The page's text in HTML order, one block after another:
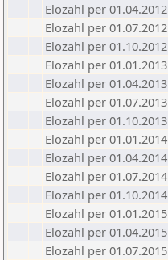
Elozahl per 01.04.2012
Elozahl per 01.07.2012
Elozahl per 01.10.2012
Elozahl per 01.01.2013
Elozahl per 01.04.2013
Elozahl per 01.07.2013
Elozahl per 01.10.2013
Elozahl per 01.01.2014
Elozahl per 01.04.2014
Elozahl per 01.07.2014
Elozahl per 01.10.2014
Elozahl per 01.01.2015
Elozahl per 01.04.2015
Elozahl per 01.07.2015